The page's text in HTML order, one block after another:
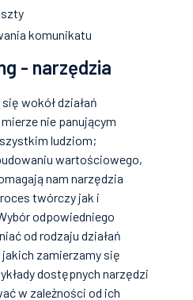
komunikatu
- narzędzia
wokół działań
nie panującym
ludziom;
wartościowego,
nam narzędzia
twórczy jak i
odpowiedniego
od rodzaju działań
zamierzamy się
dostępnych narzędzi
w zależności od ich